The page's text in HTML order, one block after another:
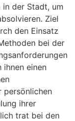
in der Stadt, um
Ziel
den Einsatz
bei der
einen
persönlichen
ihrer
trat bei den